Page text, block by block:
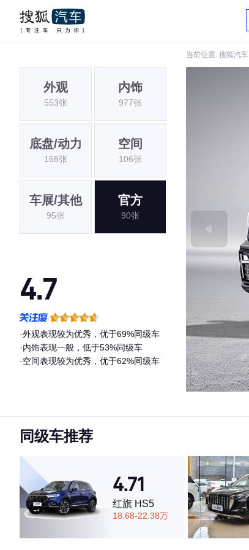
当前位置: 搜狐汽车
外观
553张
内饰
977张
底盘/动力
168张
空间
106张
车展/其他
95张
官方
90张
4.7
·外观表现较为优秀，优于69%同级车
·内饰表现一般，低于53%同级车
·空间表现较为优秀，优于62%同级车
同级车推荐
4.71
红旗 HS5
18.68-22.38万